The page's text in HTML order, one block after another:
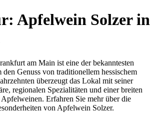
Apfelwein Solzer in
am Main ist eine der bekanntesten
den Genuss von traditionellem hessischem
überzeugt das Lokal mit seiner
regionalen Spezialitäten und einer breiten
Erfahren Sie mehr über die
von Apfelwein Solzer.